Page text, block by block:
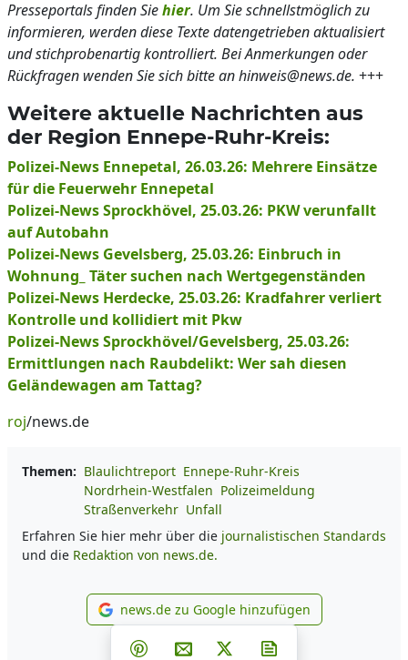
Presseportals finden Siehier. Um Sie schnellstmöglich zu
informieren, werden diese Texte datengetrieben aktualisiert
und stichprobenartig kontrolliert. Bei Anmerkungen oder
Rückfragen wenden Sie sich bitte an hinweis@news.de. +++
Weitere aktuelle Nachrichten aus
der Region Ennepe-Ruhr-Kreis:
Polizei-News Ennepetal, 26.03.26: Mehrere Einsätze
für die Feuerwehr Ennepetal
Polizei-News Sprockhövel, 25.03.26: PKW verunfallt
auf Autobahn
Polizei-News Gevelsberg, 25.03.26: Einbruch in
Wohnung_ Täter suchen nach Wertgegenständen
Polizei-News Herdecke, 25.03.26: Kradfahrer verliert
Kontrolle und kollidiert mit Pkw
Polizei-News Sprockhövel/Gevelsberg, 25.03.26:
Ermittlungen nach Raubdelikt: Wer sah diesen
Geländewagen am Tattag?
roj/news.de
Themen: Blaulichtreport Ennepe-Ruhr-Kreis
Nordrhein-Westfalen Polizeimeldung
Straßenverkehr Unfall
Erfahren Sie hier mehr über die journalistischen Standards
und die Redaktion von news.de.
news.de zu Google
news.de zu Google hinzufügen
Teilen auf Facebook
Teilen auf Whatsapp
Teilen auf Telegram
Teilen auf Pinterest
Per E-Mail teilen
Post auf X